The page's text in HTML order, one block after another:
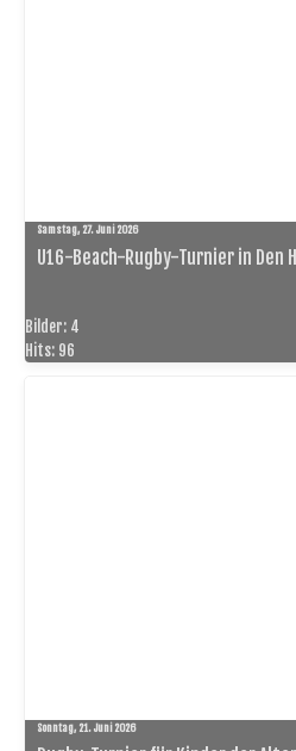
Samstag, 27. Juni 2026
U16-Beach-Rugby-Turnier in Den
Bilder: 4
Hits: 96
Sonntag, 21. Juni 2026